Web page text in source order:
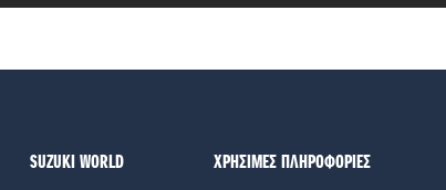
SUZUKI WORLD ΧΡΗΣΙΜΕΣ ΠΛΗΡΟΦΟΡΙΕΣ